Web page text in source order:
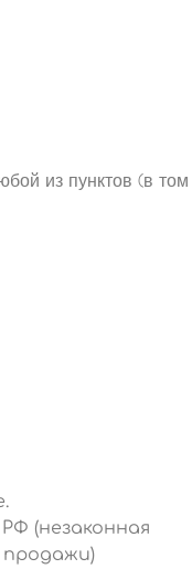
из пунктов (в
(незаконная
продажи)